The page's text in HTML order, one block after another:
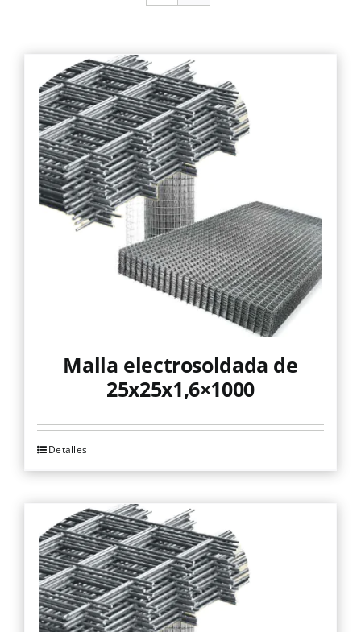
Malla electrosoldada de
25x25x1,6×1000
Detalles